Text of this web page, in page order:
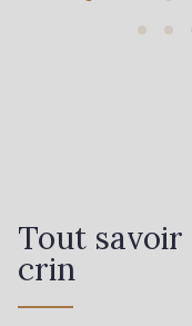
Tout savoir
crin